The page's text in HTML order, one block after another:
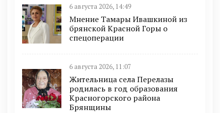
6 августа 2026, 14:49
Мнение Тамары Ивашкиной из
брянской Красной Горы о
спецоперации
6 августа 2026, 11:07
Жительница села Перелазы
родилась в год образования
Красногорского района
Брянщины